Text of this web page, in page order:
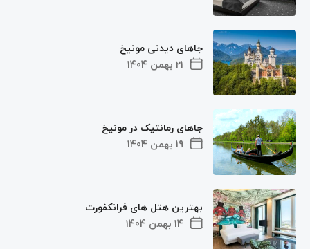
21 بهمن 1404
جاهای دیدنی مونیخ
19 بهمن 1404
جاهای رمانتیک در مونیخ
14 بهمن 1404
بهترین هتل ‌های فرانکفورت